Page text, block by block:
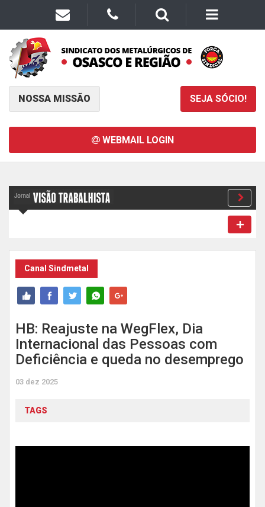
NOSSA MISSÃO SEJA SÓCIO!
WEBMAIL LOGIN
Canal Sindmetal
HB: Reajuste na WegFlex, Dia
Internacional das Pessoas com
Deficiência e queda no desemprego
03 dez 2025
TAGS